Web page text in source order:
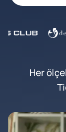
Her